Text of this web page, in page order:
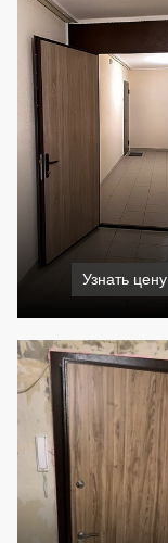
Узнать цену